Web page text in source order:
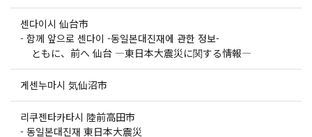
센다이시 仙台市
- 함께 앞으로 센다이 -동일본대진재에 관한 정보-
ともに、前へ 仙台 ―東日本大震災に関する情報―
게센누마시 気仙沼市
리쿠젠타카타시 陸前高田市
- 동일본대진재 東日本大震災